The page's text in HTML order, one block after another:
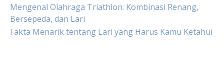
Mengenal Olahraga Triathlon: Kombinasi Renang,
Bersepeda, dan Lari
Fakta Menarik tentang Lari yang Harus Kamu Ketahui